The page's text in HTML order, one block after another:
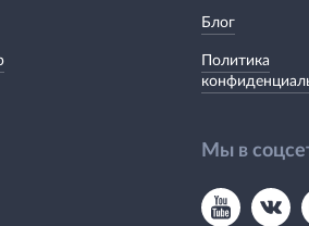
Блог
Политика
Мы в